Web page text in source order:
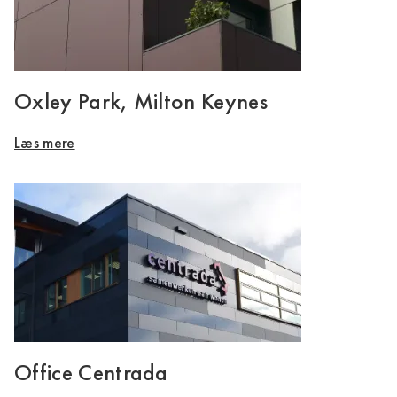
Oxley Park, Milton Keynes
Læs mere
Office Centrada